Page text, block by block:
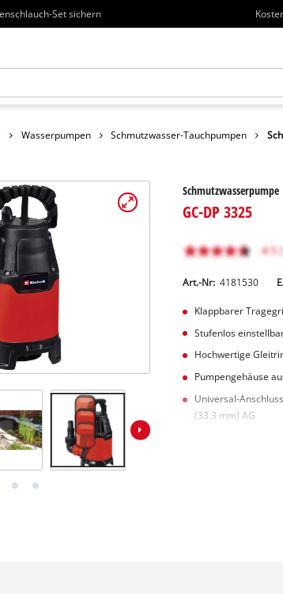
Set sichern
Wasserpumpen Schmutzwasser-Tauchpumpen
Schmutzwasserpumpe
GC-DP 3325
Art.-Nr: 4181530
Klappbarer
Stufenlos
Hochwertige
Pumpengehäuse
Universal-
(33,3 mm) AG